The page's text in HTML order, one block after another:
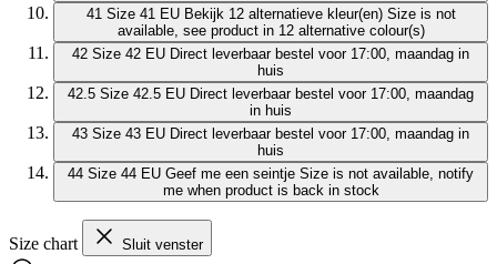
41 Size 41 EU Bekijk 12 alternatieve kleur(en) Size is not
available, see product in 12 alternative colour(s)
42 Size 42 EU Direct leverbaar bestel voor 17:00, maandag in
huis
42.5 Size 42.5 EU Direct leverbaar bestel voor 17:00, maandag
in huis
43 Size 43 EU Direct leverbaar bestel voor 17:00, maandag in
huis
44 Size 44 EU Geef me een seintje Size is not available, notify
me when product is back in stock
Size chart Sluit venster